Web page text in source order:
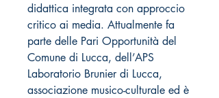
didattica integrata con approccio
critico ai media. Attualmente fa
parte delle Pari Opportunità del
Comune di Lucca, dell’APS
Laboratorio Brunier di Lucca,
associazione musico-culturale ed è